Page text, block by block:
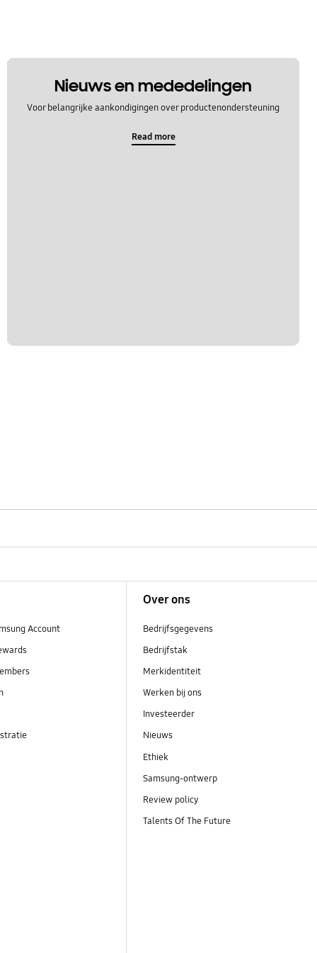
Nieuws en mededelingen
Voor belangrijke aankondigingen over productenondersteuning
Read more
Account
Over ons
Bedrijfsgegevens
Bedrijfstak
Merkidentiteit
Werken bij ons
Investeerder
Nieuws
Ethiek
Samsung-ontwerp
Review policy
Talents Of The Future